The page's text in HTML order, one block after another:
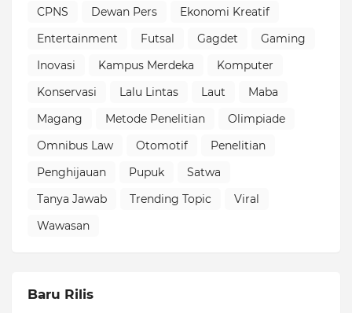
CPNS
Dewan Pers
Ekonomi Kreatif
Entertainment
Futsal Gagdet
Gaming
Inovasi
Kampus Merdeka
Komputer
Konservasi
Lalu Lintas Laut
Maba
Magang
Metode Penelitian
Olimpiade
Omnibus Law
Otomotif
Penelitian
Penghijauan
Pupuk
Satwa
Tanya Jawab
Trending Topic
Viral
Wawasan
Baru Rilis